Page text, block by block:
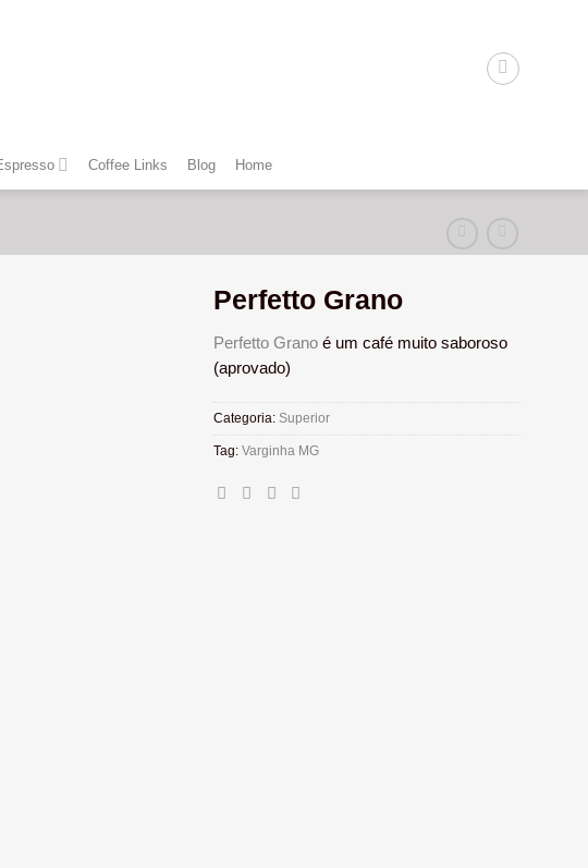
Coffee Links Blog Home
Perfetto Grano
Perfetto Granoé um café muito saboroso
(aprovado)
Categoria: Superior
Tag: Varginha MG